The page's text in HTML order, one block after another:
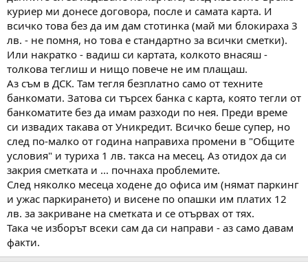
куриер ми донесе договора, после и самата карта. И
всичко това без да им дам стотинка (май ми блокираха 3
лв. - не помня, но това е стандартно за всички сметки).
Или накратко - вадиш си картата, колкото внасяш -
толкова теглиш и нищо повече не им плащаш.
Аз съм в ДСК. Там тегля безплатно само от техните
банкомати. Затова си търсех банка с карта, която тегли от
банкоматите без да имам разходи по нея. Преди време
си извадих такава от Уникредит. Всичко беше супер, но
след по-малко от година направиха промени в "Общите
условия" и туриха 1 лв. такса на месец. Аз отидох да си
закрия сметката и ... почнаха проблемите.
След няколко месеца ходене до офиса им (нямат паркинг
и ужас паркирането) и висене по опашки им платих 12
лв. за закриване на сметката и се отървах от тях.
Така че изборът всеки сам да си направи - аз само давам
факти.